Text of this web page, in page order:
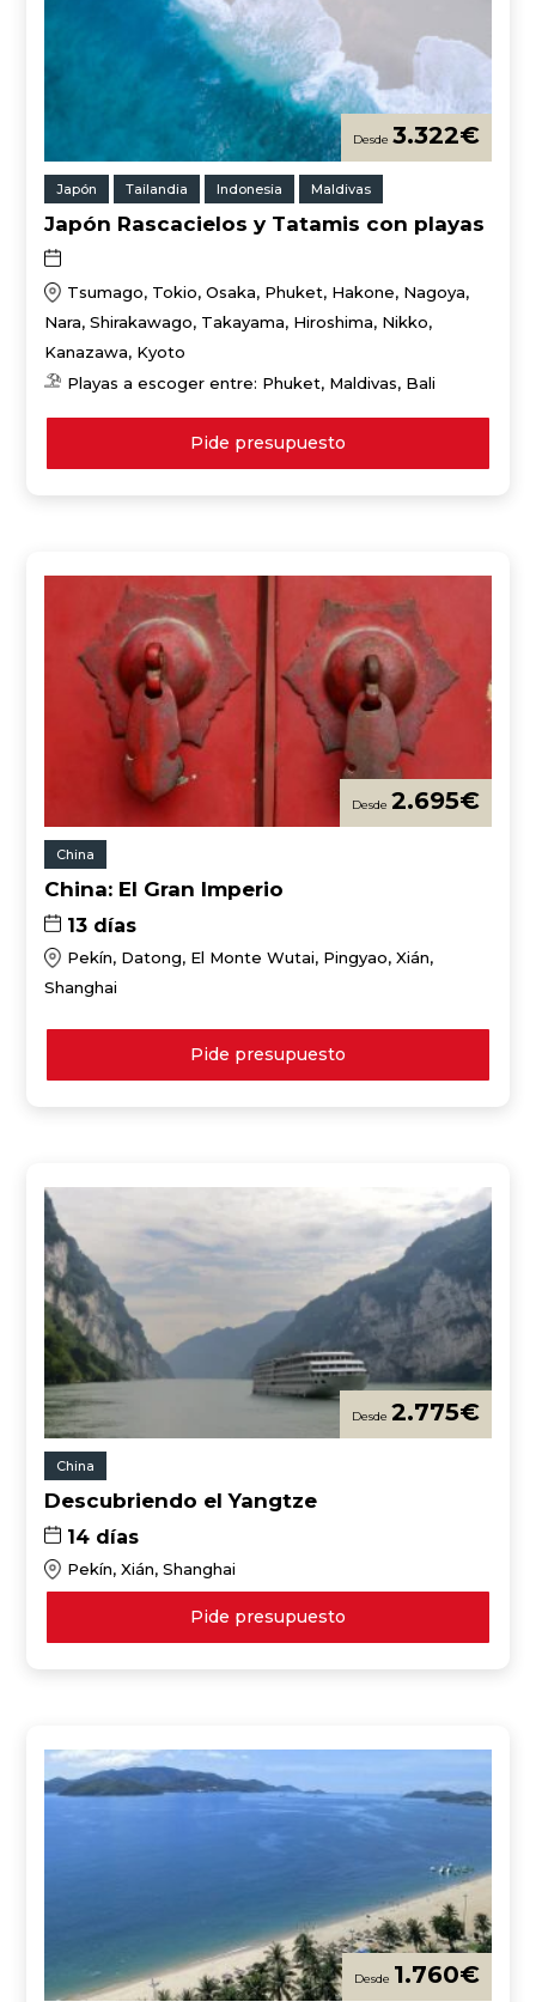
3.322€
Japón Tailandia Indonesia Maldivas
Japón Rascacielos y Tatamis con playas
Tsumago, Tokio, Osaka, Phuket, Hakone, Nagoya,
Nara, Shirakawago, Takayama, Hiroshima, Nikko,
Kanazawa, Kyoto
Playas a escoger entre: Phuket, Maldivas, Bali
Pide presupuesto
2.695€
China
China: El Gran Imperio
13 días
Pekín, Datong, El Monte Wutai, Pingyao, Xián,
Shanghai
Pide presupuesto
2.775€
China
Descubriendo el Yangtze
14 días
Pekín, Xián, Shanghai
Pide presupuesto
1.760€